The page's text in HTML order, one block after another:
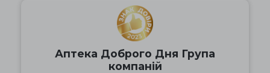
Аптека Доброго Дня Група
компаній